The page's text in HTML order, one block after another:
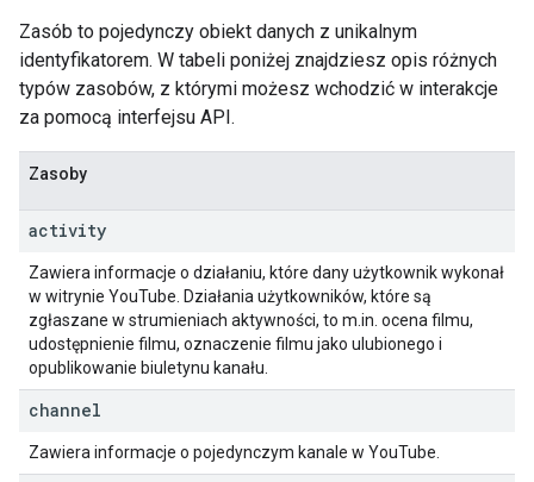
Zasób to pojedynczy obiekt danych z unikalnym
identyfikatorem. W tabeli poniżej znajdziesz opis różnych
typów zasobów, z którymi możesz wchodzić w interakcje
za pomocą interfejsu API.
Zasoby
activity
Zawiera informacje o działaniu, które dany użytkownik wykonał
w witrynie YouTube. Działania użytkowników, które są
zgłaszane w strumieniach aktywności, to m.in. ocena filmu,
udostępnienie filmu, oznaczenie filmu jako ulubionego i
opublikowanie biuletynu kanału.
channel
Zawiera informacje o pojedynczym kanale w YouTube.